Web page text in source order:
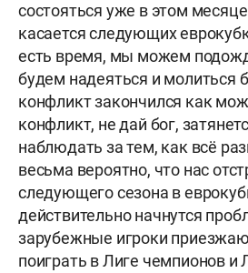
состояться уже в этом
касается следующих
есть время, мы можем
будем надеяться и молиться
конфликт закончился как
конфликт, не дай бог,
наблюдать за тем, как всё
весьма вероятно, что нас
следующего сезона в
действительно начнутся
зарубежные игроки
поиграть в Лиге чемпионов и